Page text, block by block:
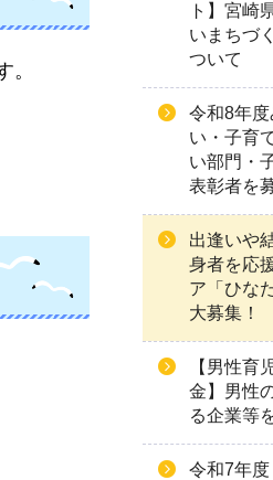
ト】宮崎
いまちづ
ついて
令和8年
い・子育
い部門・
表彰者を
出逢いや
身者を応
ア「ひな
大募集！
【男性育
金】男性
る企業等
令和7年